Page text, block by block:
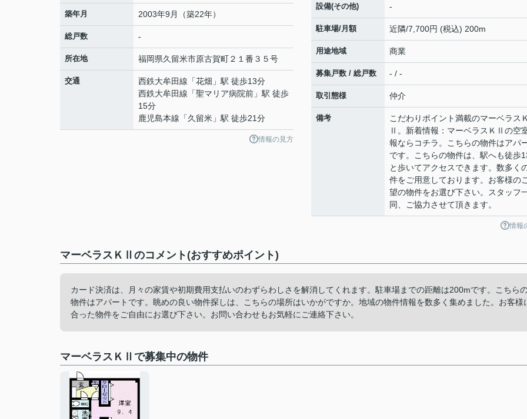
築年月 2003年9月（築22年）
総戸数 -
所在地 福岡県久留米市原古賀町２１番３５号
交通 西鉄大牟田線 「花畑 」駅 徒歩13分
西鉄大牟田線 「聖マリア病院前 」駅 徒歩
15分
鹿児島本線 「久留米 」駅 徒歩21分
情報の見方
設備(その他) -
駐車場/月額 近隣/7,700円 (税込) 200m
用途地域 商業
募集戸数 / 総戸数 - / -
取引態様 仲介
備考
こだわりポイント満載のマーベラス
Ⅱ。新着情報：マーベラスＫⅡの空
報ならコチラ。こちらの物件はアパ
です。こちらの物件は、駅へも徒歩
と歩いてアクセスできます。数多く
件をご用意しております。お客様の
望の物件をお選び下さい。スタッフ
同、ご協力させて頂きます。
情報
マーベラスＫⅡのコメント(おすすめポイント)
カード決済は、月々の家賃や初期費用支払いのわずらわしさを解消してくれます。駐車場までの距離は200mです。こちら
物件はアパートです。眺めの良い物件探しは、こちらの場所はいかがですか。地域の物件情報を数多く集めました。お客様
合った物件をご自由にお選び下さい。お問い合わせもお気軽にご連絡下さい。
マーベラスＫⅡで募集中の物件